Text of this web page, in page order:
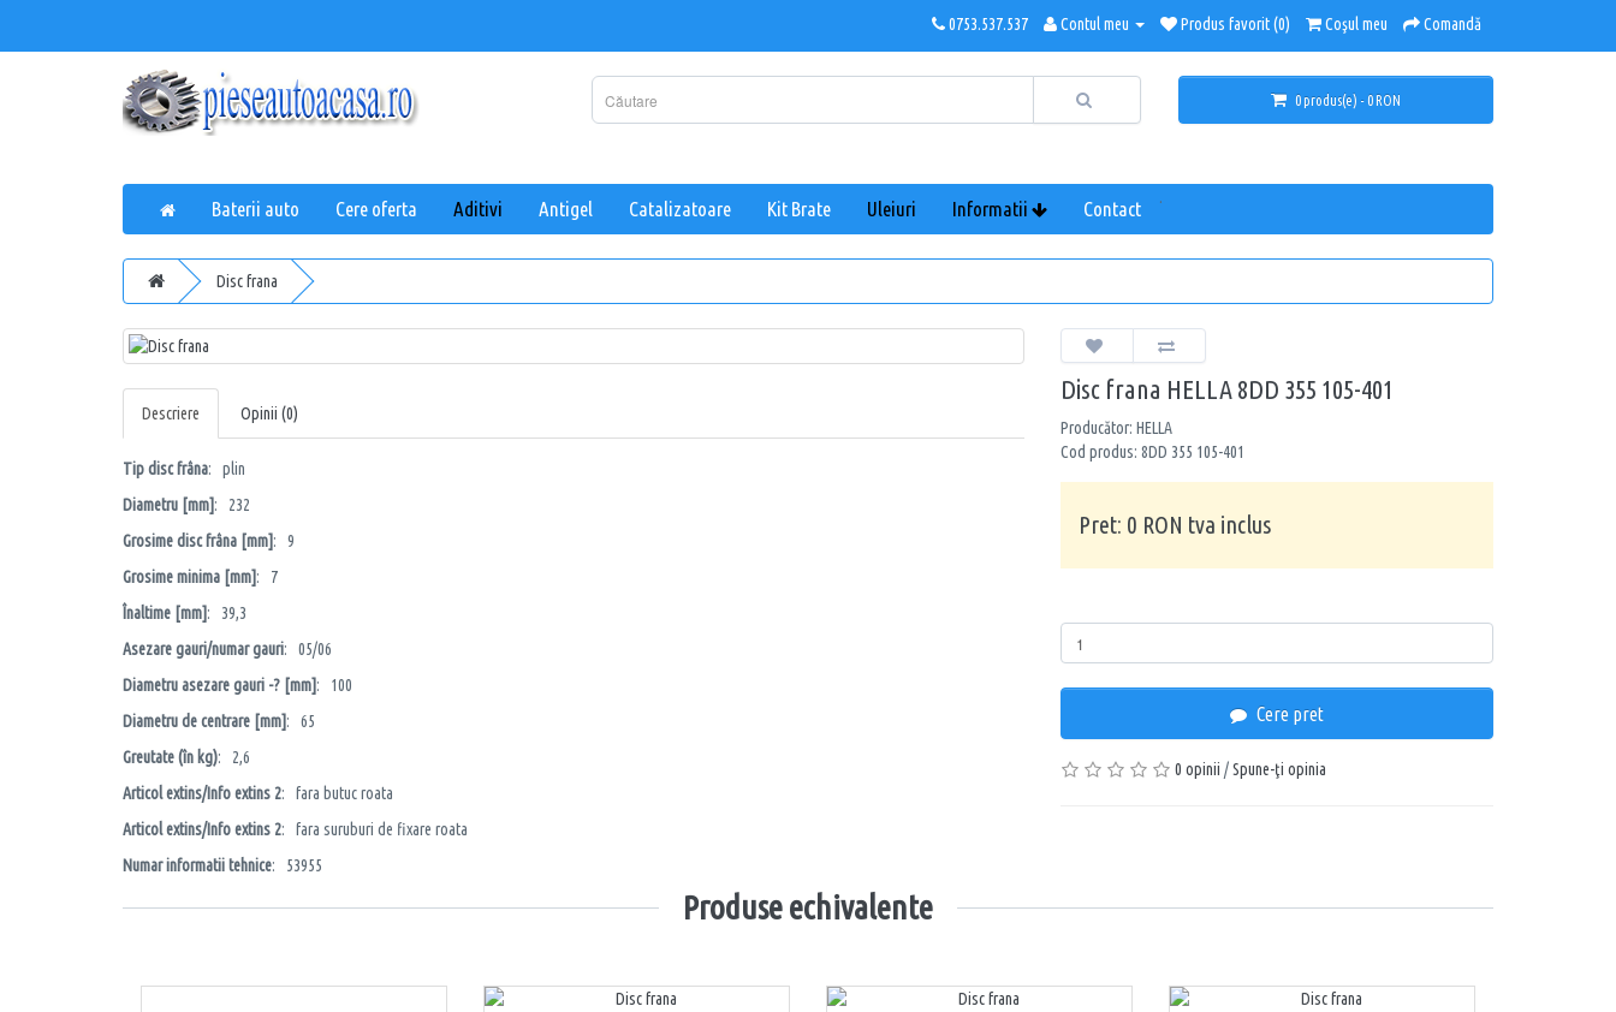
0753.537.537 Contul meu Produs favorit (0) Coşul meu Comandă
0 produs(e) - 0 RON
Baterii auto Cere oferta Aditivi Antigel Catalizatoare Kit Brate Uleiuri .
Informatii Contact
Disc frana
Descriere Opinii (0)
Tip disc frâna: plin
Diametru [mm]: 232
Grosime disc frâna [mm]: 9
Grosime minima [mm]: 7
Înaltime [mm]: 39,3
Asezare gauri/numar gauri: 05/06
Diametru asezare gauri -? [mm]: 100
Diametru de centrare [mm]: 65
Greutate (în kg): 2,6
Articol extins/Info extins 2: fara butuc roata
Articol extins/Info extins 2: fara suruburi de fixare roata
Numar informatii tehnice: 53955
Disc frana HELLA 8DD 355 105-401
Producător: HELLA
Cod produs: 8DD 355 105-401
Pret: 0 RON tva inclus
Cere pret
0 opinii /Spune-ţi opinia
Produse echivalente